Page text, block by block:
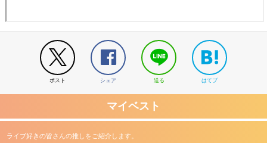
ポスト シェア 送る はてブ
マイベスト
ライブ好きの皆さんの推しをご紹介します。